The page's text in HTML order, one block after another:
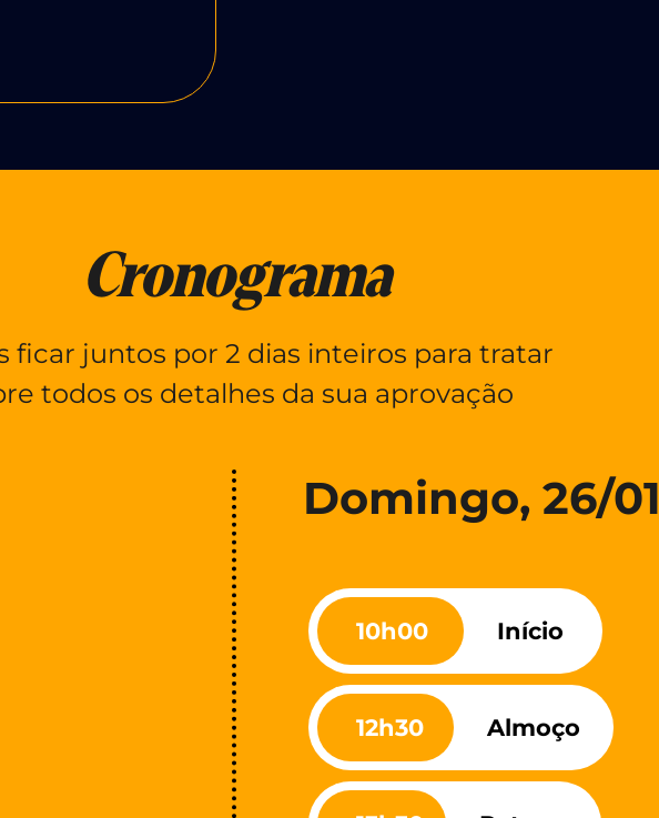
Cronograma
ficar juntos por 2 dias inteiros para tratar
todos os detalhes da sua aprovação
Domingo, 26/01​​
10h00 Início
12h30 Almoço